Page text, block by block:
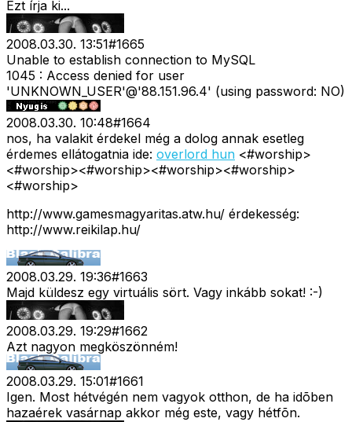
Ezt írja ki...
2008.03.30. 13:51#1665
Unable to establish connection to MySQL
1045 : Access denied for user
'UNKNOWN_USER'@'88.151.96.4' (using password: NO)
2008.03.30. 10:48#1664
nos, ha valakit érdekel még a dolog annak esetleg
érdemes ellátogatnia ide: overlord hun <#worship>
<#worship><#worship><#worship><#worship>
<#worship>
http://www.gamesmagyaritas.atw.hu/ érdekesség:
http://www.reikilap.hu/
2008.03.29. 19:36#1663
Majd küldesz egy virtuális sört. Vagy inkább sokat! :-)
2008.03.29. 19:29#1662
Azt nagyon megköszönném!
2008.03.29. 15:01#1661
Igen. Most hétvégén nem vagyok otthon, de ha idõben
hazaérek vasárnap akkor még este, vagy hétfõn.